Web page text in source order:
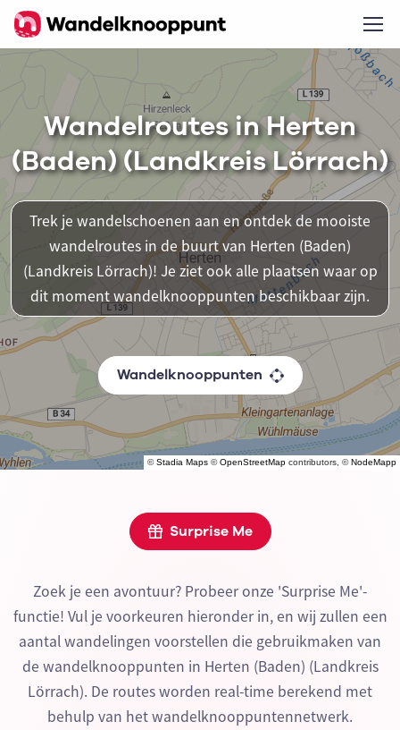
©Stadia Maps ©OpenStreetMap contributors, ©NodeMapp
Wandelroutes in Herten
(Baden) (Landkreis Lörrach)
Trek je wandelschoenen aan en ontdek de mooiste
wandelroutes in de buurt van Herten (Baden)
(Landkreis Lörrach)! Je ziet ook alle plaatsen waar op
dit moment wandelknooppunten beschikbaar zijn.
Wandelknooppunten
Surprise Me
Zoek je een avontuur? Probeer onze 'Surprise Me'-
functie! Vul je voorkeuren hieronder in, en wij zullen een
aantal wandelingen voorstellen die gebruikmaken van
de wandelknooppunten in Herten (Baden) (Landkreis
Lörrach). De routes worden real-time berekend met
behulp van het wandelknooppuntennetwerk.